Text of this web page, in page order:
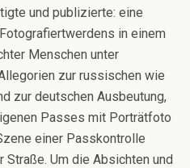
und publizierte: eine
in einem
Menschen unter
zur russischen wie
zur deutschen Ausbeutung,
Passes mit Porträtfoto
einer Passkontrolle
Straße. Um die Absichten und